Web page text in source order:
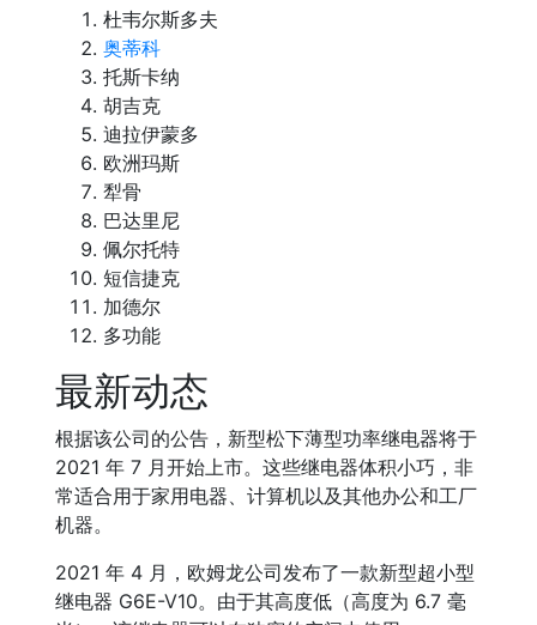
杜韦尔斯多夫
奥蒂科
托斯卡纳
胡吉克
迪拉伊蒙多
欧洲玛斯
犁骨
巴达里尼
佩尔托特
短信捷克
加德尔
多功能
最新动态
根据该公司的公告，新型松下薄型功率继电器将于
2021 年 7 月开始上市。这些继电器体积小巧，非
常适合用于家用电器、计算机以及其他办公和工厂
机器。
2021 年 4 月，欧姆龙公司发布了一款新型超小型
继电器 G6E-V10。由于其高度低（高度为 6.7 毫